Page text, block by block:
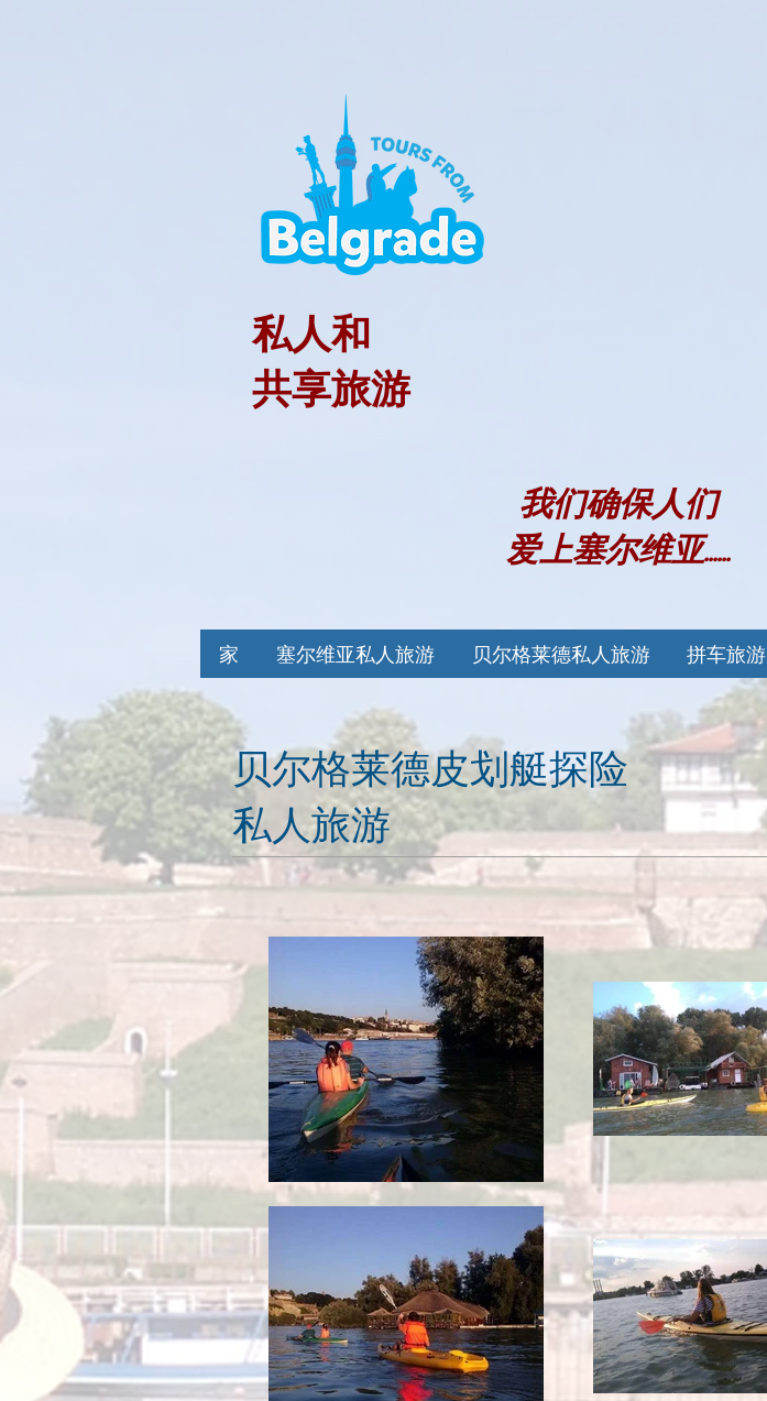
私人和
共享旅游
我们确保人们
爱上塞尔维亚......
家 塞尔维亚私人旅游 贝尔格莱德私人旅游 拼车旅游
贝尔格莱德皮划艇探险
私人旅游